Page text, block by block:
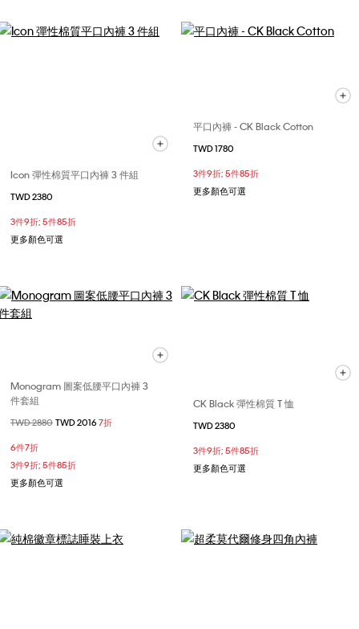
Icon 彈性棉質平口內褲 3 件組
TWD 2380
3件9折; 5件85折
更多顏色可選
平口內褲 - CK Black Cotton
TWD 1780
3件9折; 5件85折
更多顏色可選
Monogram 圖案低腰平口內褲 3
件套組
價格扣減從
TWD 2880 至
TWD 20167折
6件7折
3件9折; 5件85折
更多顏色可選
CK Black 彈性棉質 T 恤
TWD 2380
3件9折; 5件85折
更多顏色可選